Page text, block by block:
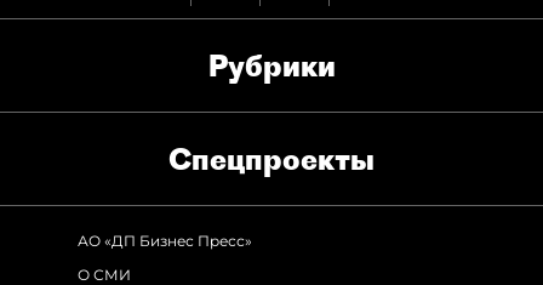
Рубрики
Спец­проекты
АО «ДП Бизнес Пресс»
О СМИ